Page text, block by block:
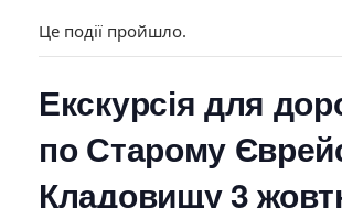
Це події пройшло.
Екскурсія для
по Старому
Кладовищу 3